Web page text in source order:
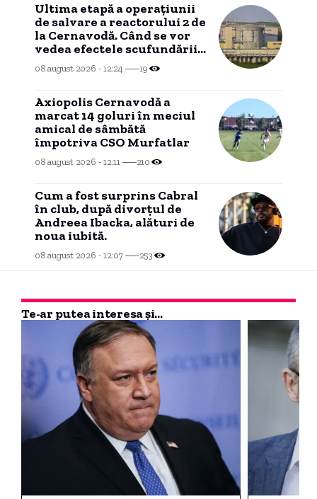
Ultima etapă a operațiunii
de salvare a reactorului 2 de
la Cernavodă. Când se vor
vedea efectele scufundării
barjelor în Dunăre.
08 august 2026 - 12:24 19
Axiopolis Cernavodă a
marcat 14 goluri în meciul
amical de sâmbătă
împotriva CSO Murfatlar
08 august 2026 - 12:11 210
Cum a fost surprins Cabral
în club, după divorțul de
Andreea Ibacka, alături de
noua iubită.
08 august 2026 - 12:07 253
Te-ar putea interesa și...